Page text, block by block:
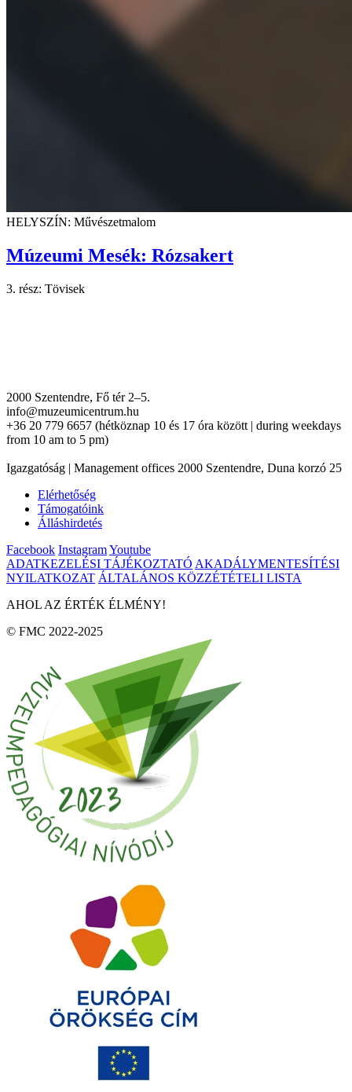
HELYSZÍN: Művészetmalom
Múzeumi Mesék: Rózsakert
3. rész: Tövisek
2000 Szentendre, Fő tér 2–5.
info@muzeumicentrum.hu
+36 20 779 6657 (hétköznap 10 és 17 óra között | during weekdays
from 10 am to 5 pm)
Igazgatóság | Management offices 2000 Szentendre, Duna korzó 25
Elérhetőség
Támogatóink
Álláshirdetés
Facebook InstagramYoutube
ADATKEZELÉSI TÁJÉKOZTATÓ AKADÁLYMENTESÍTÉSI
NYILATKOZAT ÁLTALÁNOS KÖZZÉTÉTELI LISTA
AHOL AZ ÉRTÉK ÉLMÉNY!
© FMC 2022-2025